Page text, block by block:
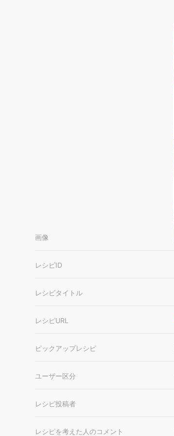
画像
レシピID
レシピタイトル
レシピURL
ピックアップレシピ
ユーザー区分
レシピ投稿者
レシピを考えた人のコメント